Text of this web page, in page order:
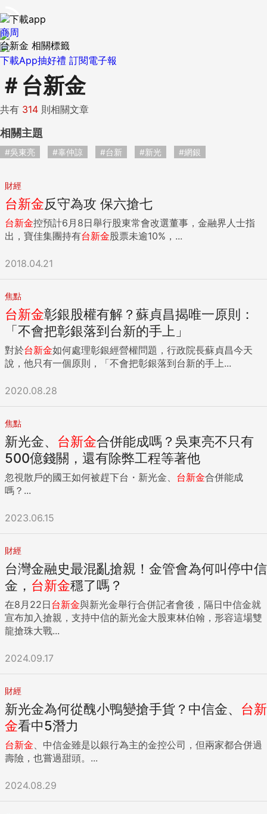
下載App抽好禮 訂閱電子報
商周
台新金 相關標籤
＃ 台新金
共有 314 則相關文章
相關主題
#吳東亮 #辜仲諒 #台新 #新光 #網銀
財經
台新金反守為攻 保六搶七
台新金控預計6月8日舉行股東常會改選董事，金融界人士指
出，寶佳集團持有台新金股票未逾10%，...
2018.04.21
焦點
台新金彰銀股權有解？蘇貞昌揭唯一原則：
「不會把彰銀落到台新的手上」
對於台新金如何處理彰銀經營權問題，行政院長蘇貞昌今天
說，他只有一個原則，「不會把彰銀落到台新的手上...
2020.08.28
焦點
新光金、 台新金合併能成嗎？吳東亮不只有
500億錢關，還有除弊工程等著他
忽視散戶的國王如何被趕下台・新光金、 台新金合併能成
嗎？...
2023.06.15
財經
台灣金融史最混亂搶親！金管會為何叫停中信
金， 台新金穩了嗎？
在8月22日台新金與新光金舉行合併記者會後，隔日中信金就
宣布加入搶親，支持中信的新光金大股東林伯翰，形容這場雙
龍搶珠大戰...
2024.09.17
財經
新光金為何從醜小鴨變搶手貨？中信金、 台新
金看中5潛力
台新金 、中信金雖是以銀行為主的金控公司，但兩家都合併過
壽險，也嘗過甜頭。...
2024.08.29